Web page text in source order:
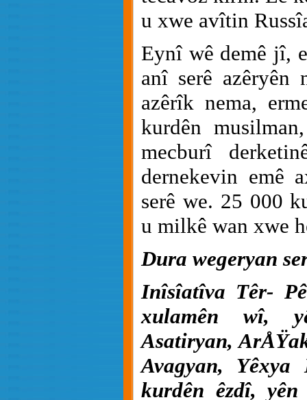
u xwe avîtin
Eynî wê demê jî,
anî serê azêryên
azêrîk nema,
kurdên
mecburî
dernekevin emê
serê we. 25 000
u milkê wan xwe
Dura wegeryan
Inîsîatîva Têr-
xulamên wî,
Asatiryan,
Avagyan,
kurdên êzdî, yên